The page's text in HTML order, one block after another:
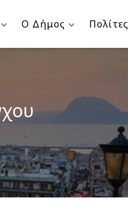
Ο Δήμος Πολίτες